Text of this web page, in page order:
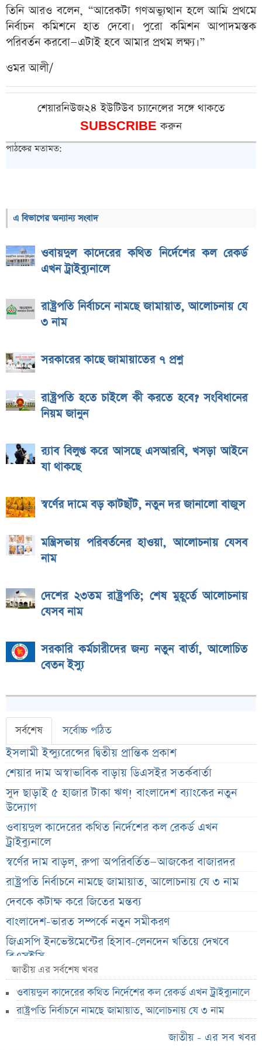
তিনি আরও বলেন, “আরেকটা গণঅভ্যুত্থান হলে আমি প্রথমে
নির্বাচন কমিশনে হাত দেবো। পুরো কমিশন আপাদমস্তক
পরিবর্তন করবো—এটাই হবে আমার প্রথম লক্ষ্য।”
ওমর আলী/
শেয়ারনিউজ২৪ ইউটিউব চ্যানেলের সঙ্গে থাকতে
SUBSCRIBEকরুন
পাঠকের মতামত:
এ বিভাগের অন্যান্য সংবাদ
ওবায়দুল কাদেরের কথিত নির্দেশের কল রেকর্ড
এখন ট্রাইব্যুনালে
রাষ্ট্রপতি নির্বাচনে নামছে জামায়াত, আলোচনায় যে
৩ নাম
সরকারের কাছে জামায়াতের ৭ প্রশ্ন
রাষ্ট্রপতি হতে চাইলে কী করতে হবে? সংবিধানের
নিয়ম জানুন
র‌্যাব বিলুপ্ত করে আসছে এসআরবি, খসড়া আইনে
যা থাকছে
স্বর্ণের দামে বড় কাটছাঁট, নতুন দর জানালো বাজুস
মন্ত্রিসভায় পরিবর্তনের হাওয়া, আলোচনায় যেসব
নাম
দেশের ২৩তম রাষ্ট্রপতি; শেষ মুহূর্তে আলোচনায়
যেসব নাম
সরকারি কর্মচারীদের জন্য নতুন বার্তা, আলোচিত
বেতন ইস্যু
সর্বশেষ সর্বোচ্চ পঠিত
ইসলামী ইন্স্যুরেন্সের দ্বিতীয় প্রান্তিক প্রকাশ
শেয়ার দাম অস্বাভাবিক বাড়ায় ডিএসইর সতর্কবার্তা
সুদ ছাড়াই ৫ হাজার টাকা ঋণ! বাংলাদেশ ব্যাংকের নতুন
উদ্যোগ
ওবায়দুল কাদেরের কথিত নির্দেশের কল রেকর্ড এখন
ট্রাইব্যুনালে
স্বর্ণের দাম বাড়ল, রুপা অপরিবর্তিত—আজকের বাজারদর
রাষ্ট্রপতি নির্বাচনে নামছে জামায়াত, আলোচনায় যে ৩ নাম
দেবকে কটাক্ষ করে জিতের মন্তব্য
বাংলাদেশ-ভারত সম্পর্কে নতুন সমীকরণ
জিএসপি ইনভেস্টমেন্টের হিসাব-লেনদেন খতিয়ে দেখবে
বিএসইসি
সরকারের কাছে জামায়াতের ৭ প্রশ্ন
রাষ্ট্রপতি হতে চাইলে কী করতে হবে? সংবিধানের নিয়ম জানুন
না ফেরার দেশে মেসির বাবা জর্জ, শোকে ফুটবল বিশ্ব
জাতীয় এর সর্বশেষ খবর
ওবায়দুল কাদেরের কথিত নির্দেশের কল রেকর্ড এখন ট্রাইব্যুনালে
রাষ্ট্রপতি নির্বাচনে নামছে জামায়াত, আলোচনায় যে ৩ নাম
জাতীয় - এর সব খবর